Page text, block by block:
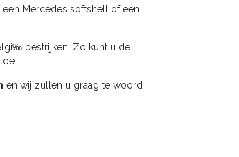
een Mercedes softshell of een
bestrijken. Zo kunt u de
en wij zullen u graag te woord